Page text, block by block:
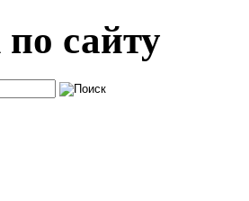
сайту